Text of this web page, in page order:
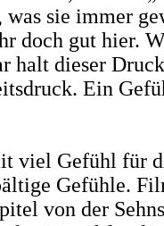
was sie immer
doch gut hier.
halt dieser
Ein
viel Gefühl für
Gefühle.
von der